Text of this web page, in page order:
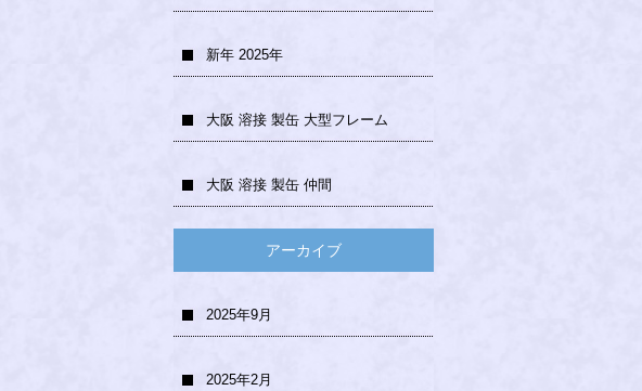
新年 2025年
大阪 溶接 製缶 大型フレーム
大阪 溶接 製缶 仲間
アーカイブ
2025年9月
2025年2月